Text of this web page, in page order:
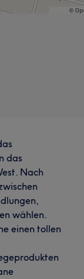
das
Nach
wählen.
einen tollen